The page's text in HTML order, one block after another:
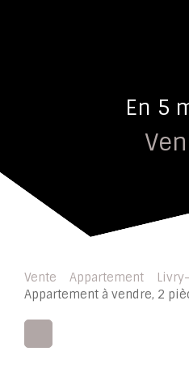
En 5
Vente Appartement
Appartement à vendre, 2